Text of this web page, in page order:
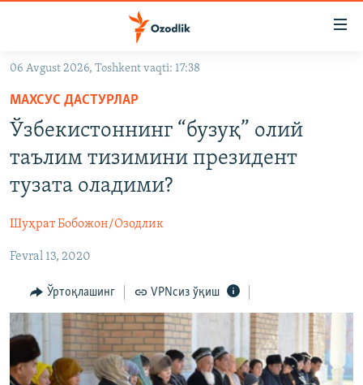
Асосий
навигацияга
ўтинг
Қидиришга
ўтинг
OZODVIDEO
На русском
ИЖТИМОИЙ ТАРМОҚЛАР
Озодлик бошқа тилларда
06 Avgust 2026, Toshkent vaqti: 17:38
МАХСУС ДАСТУРЛАР
Ўзбекистоннинг “бузуқ” олий
таълим тизимини президент
тузата оладими?
Шуҳрат Бобожон/Озодлик
Fevral 13, 2020
Ўртоқлашинг VPNсиз ўқиш